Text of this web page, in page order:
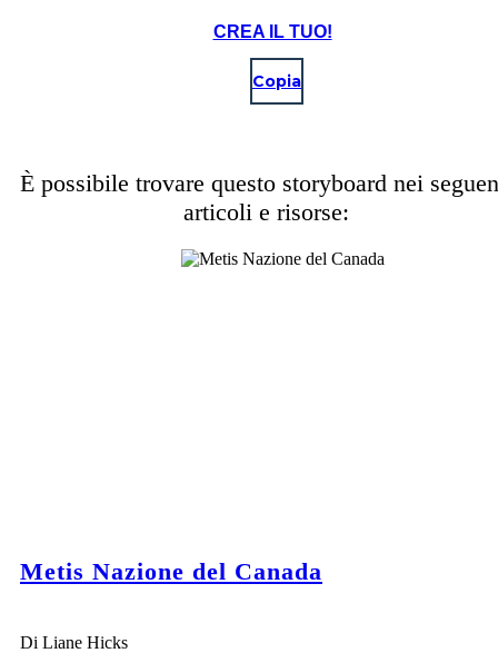
CREA IL TUO!
Copia
È possibile trovare questo storyboard nei
articoli e risorse:
Metis Nazione del Canada
Di Liane Hicks